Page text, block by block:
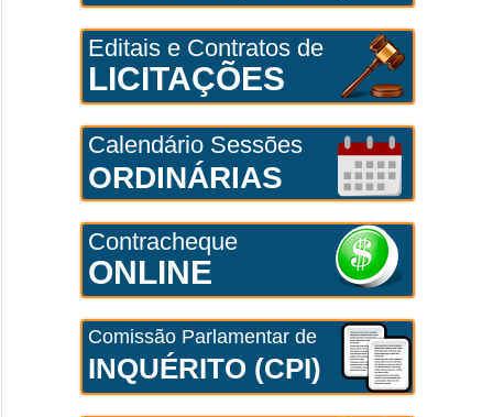
Editais e Contratos de
LICITAÇÕES
Calendário Sessões
ORDINÁRIAS
Contracheque
ONLINE
Comissão Parlamentar de
INQUÉRITO (CPI)